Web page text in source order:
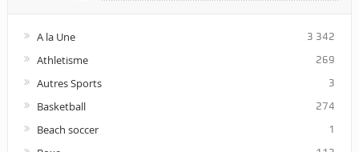
A la Une 3 342
Athletisme 269
Autres Sports 3
Basketball 274
Beach soccer 1